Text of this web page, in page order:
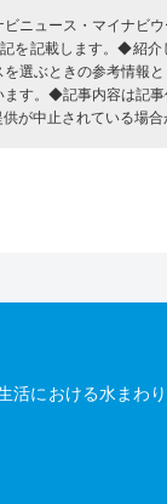
ニュース・マイナビ
を記載します。◆紹
選ぶときの参考情報
す。◆記事内容は記
が中止されている場合
における水まわ